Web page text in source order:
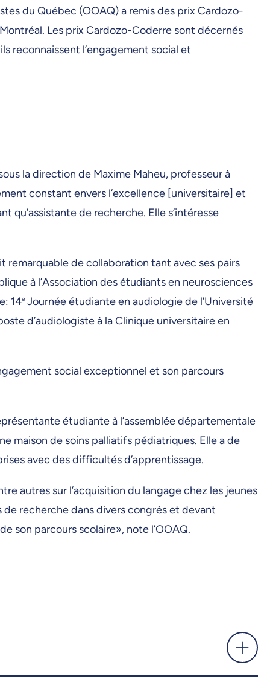
du Québec (OOAQ) a remis des prix Cardozo-
Les prix Cardozo-Coderre sont décernés
reconnaissent l’engagement social et
la direction de Maxime Maheu, professeur à
constant envers l’excellence [universitaire] et
qu’assistante de recherche. Elle s’intéresse
remarquable de collaboration tant avec ses pairs
à l’Association des étudiants en neurosciences
14e Journée étudiante en audiologie de l’Université
d’audiologiste à la Clinique universitaire en
social exceptionnel et son parcours
étudiante à l’assemblée départementale
maison de soins palliatifs pédiatriques. Elle a de
avec des difficultés d’apprentissage.
autres sur l’acquisition du langage chez les jeunes
de recherche dans divers congrès et devant
son parcours scolaire», note l’OOAQ.